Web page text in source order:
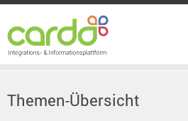
Themen-Übersicht